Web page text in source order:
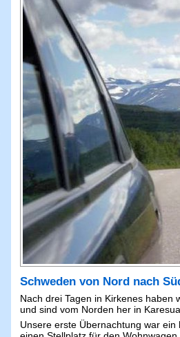
Schweden von Nord nach
Nach drei Tagen in Kirkenes haben
und sind vom Norden her in
Unsere erste Übernachtung war